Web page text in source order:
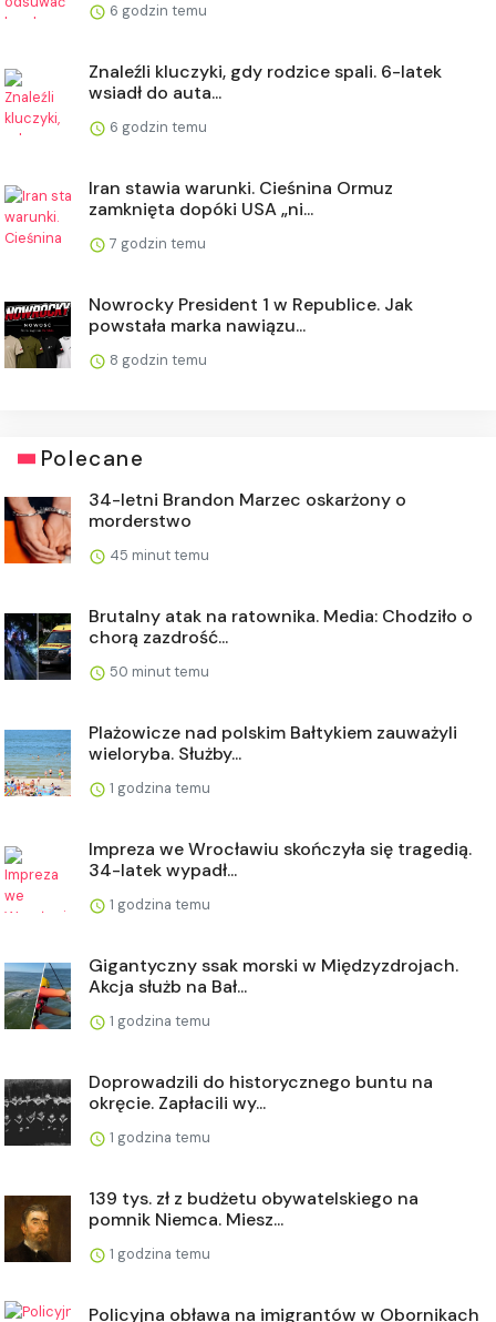
6 godzin temu
Znaleźli kluczyki, gdy rodzice spali. 6-latek
wsiadł do auta...
6 godzin temu
Iran stawia warunki. Cieśnina Ormuz
zamknięta dopóki USA „ni...
7 godzin temu
Nowrocky President 1 w Republice. Jak
powstała marka nawiązu...
8 godzin temu
Polecane
34-letni Brandon Marzec oskarżony o
morderstwo
45 minut temu
Brutalny atak na ratownika. Media: Chodziło o
chorą zazdrość...
50 minut temu
Plażowicze nad polskim Bałtykiem zauważyli
wieloryba. Służby...
1 godzina temu
Impreza we Wrocławiu skończyła się tragedią.
34-latek wypadł...
1 godzina temu
Gigantyczny ssak morski w Międzyzdrojach.
Akcja służb na Bał...
1 godzina temu
Doprowadzili do historycznego buntu na
okręcie. Zapłacili wy...
1 godzina temu
139 tys. zł z budżetu obywatelskiego na
pomnik Niemca. Miesz...
1 godzina temu
Policyjna obława na imigrantów w Obornikach